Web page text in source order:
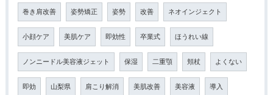
巻き肩改善 姿勢矯正 姿勢 改善 ネオインジェクト
小顔ケア 美肌ケア 即効性 卒業式 ほうれい線
ノンニードル美容液ジェット 保湿 二重顎 頬杖 よくない
即効 山梨県 肩こり解消 美肌改善 美容液 導入